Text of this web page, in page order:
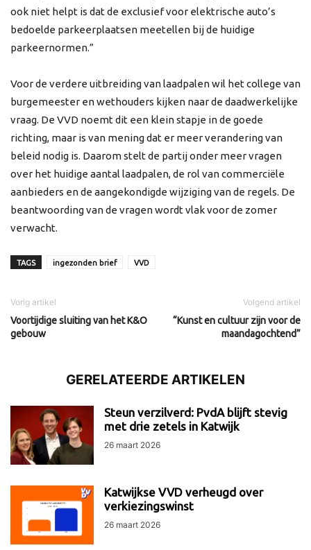
ook niet helpt is dat de exclusief voor elektrische auto’s
bedoelde parkeerplaatsen meetellen bij de huidige
parkeernormen.”
Voor de verdere uitbreiding van laadpalen wil het college van
burgemeester en wethouders kijken naar de daadwerkelijke
vraag. De VVD noemt dit een klein stapje in de goede
richting, maar is van mening dat er meer verandering van
beleid nodig is. Daarom stelt de partij onder meer vragen
over het huidige aantal laadpalen, de rol van commerciële
aanbieders en de aangekondigde wijziging van de regels. De
beantwoording van de vragen wordt vlak voor de zomer
verwacht.
TAGS ingezonden brief VVD
Vorig artikel
Voortijdige sluiting van het K&O
gebouw
Volgend artikel
“Kunst en cultuur zijn voor de
maandagochtend”
GERELATEERDE ARTIKELEN
Steun verzilverd: PvdA blijft stevig
met drie zetels in Katwijk
26 maart 2026
Katwijkse VVD verheugd over
verkiezingswinst
26 maart 2026